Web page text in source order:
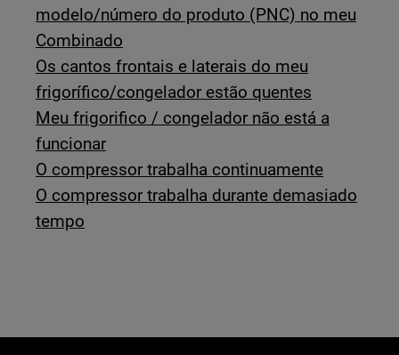
modelo/número do produto (PNC) no meu
Combinado
Os cantos frontais e laterais do meu
frigorífico/congelador estão quentes
Meu frigorifico / congelador não está a
funcionar
O compressor trabalha continuamente
O compressor trabalha durante demasiado
tempo